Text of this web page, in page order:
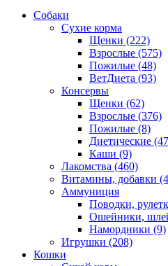
Собаки
Сухие корма
Щенки (222)
Взрослые (575)
Пожилые (48)
ВетДиета (93)
Консервы
Щенки (62)
Взрослые (376)
Пожилые (8)
Диетические
Каши (9)
Лакомства (460)
Витамины, добавки
Аммуниция
Поводки,
Ошейники,
Намордники (9)
Игрушки (208)
Кошки